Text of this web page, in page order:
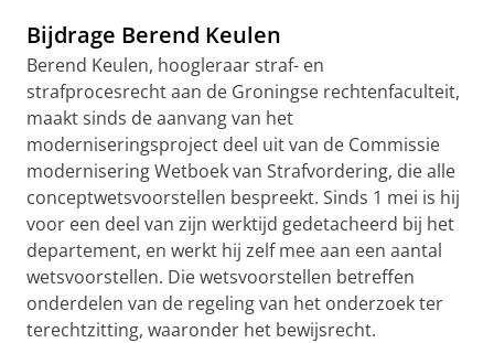
Bijdrage Berend Keulen
Berend Keulen, hoogleraar straf- en
strafprocesrecht aan de Groningse rechtenfaculteit,
maakt sinds de aanvang van het
moderniseringsproject deel uit van de Commissie
modernisering Wetboek van Strafvordering, die alle
conceptwetsvoorstellen bespreekt. Sinds 1 mei is hij
voor een deel van zijn werktijd gedetacheerd bij het
departement, en werkt hij zelf mee aan een aantal
wetsvoorstellen. Die wetsvoorstellen betreffen
onderdelen van de regeling van het onderzoek ter
terechtzitting, waaronder het bewijsrecht.